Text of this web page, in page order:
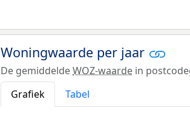
Woningwaarde per jaar
De gemiddeldeWOZ-waarde in
Grafiek
Tabel